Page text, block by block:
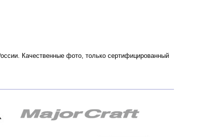
Качественные фото, только сертифицированный